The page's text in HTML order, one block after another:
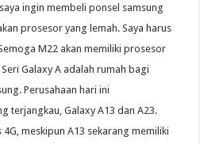
ingin membeli ponsel samsung
prosesor yang lemah. Saya harus
M22 akan memiliki prosesor
Galaxy A adalah rumah bagi
Perusahaan hari ini
terjangkau, Galaxy A13 dan A23.
meskipun A13 sekarang memiliki